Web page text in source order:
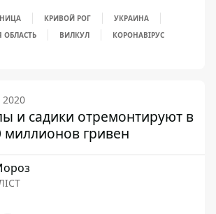
КРИВОЙ РОГ
УКРАИНА
ОБЛАСТЬ
ВИЛКУЛ КОРОНАВІРУС
и садики отремонтируют в
миллионов гривен